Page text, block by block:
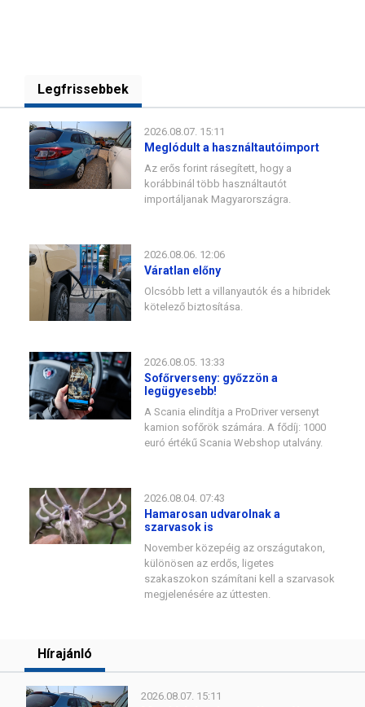
Legfrissebbek
2026.08.07. 15:11
Meglódult a használtautóimport
Az erős forint rásegített, hogy a
korábbinál több használtautót
importáljanak Magyarországra.
2026.08.06. 12:06
Váratlan előny
Olcsóbb lett a villanyautók és a hibridek
kötelező biztosítása.
2026.08.05. 13:33
Sofőrverseny: győzzön a
legügyesebb!
A Scania elindítja a ProDriver versenyt
kamion sofőrök számára. A fődíj: 1000
euró értékű Scania Webshop utalvány.
2026.08.04. 07:43
Hamarosan udvarolnak a
szarvasok is
November közepéig az országutakon,
különösen az erdős, ligetes
szakaszokon számítani kell a szarvasok
megjelenésére az úttesten.
Hírajánló
2026.08.07. 15:11